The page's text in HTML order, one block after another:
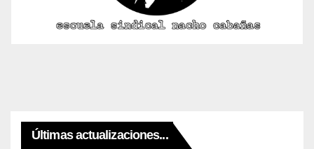
Últimas actualizaciones...